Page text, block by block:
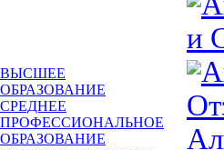
ВЫСШЕЕ
ОБРАЗОВАНИЕ
СРЕДНЕЕ
ПРОФЕССИОНАЛЬНОЕ
ОБРАЗОВАНИЕ
и